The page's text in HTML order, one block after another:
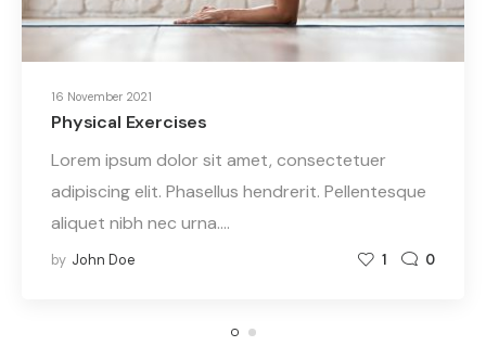
16 November 2021
Physical Exercises
Lorem ipsum dolor sit amet, consectetuer
adipiscing elit. Phasellus hendrerit. Pellentesque
aliquet nibh nec urna.…
by John Doe 1 0